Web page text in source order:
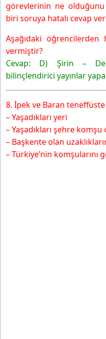
görevlerinin ne
biri soruya hatalı cevap
Aşağıdaki
vermiştir?
Cevap: D) Şirin –
bilinçlendirici yayınlar
8. İpek ve Baran
– Yaşadıkları yeri
– Yaşadıkları şehre
– Başkente olan
– Türkiye’nin komşularını